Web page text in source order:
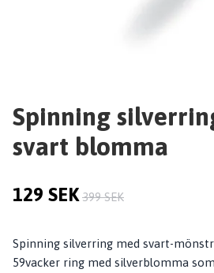
Spinning
svart blomma
129 SEK 399 SEK
Spinning silverring med svart-
59vacker ring med silverblomma